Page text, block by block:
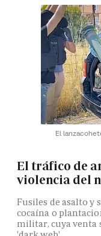
El
El tráfico de
violencia del
Fusiles de asalto y
cocaína o
militar, cuya venta